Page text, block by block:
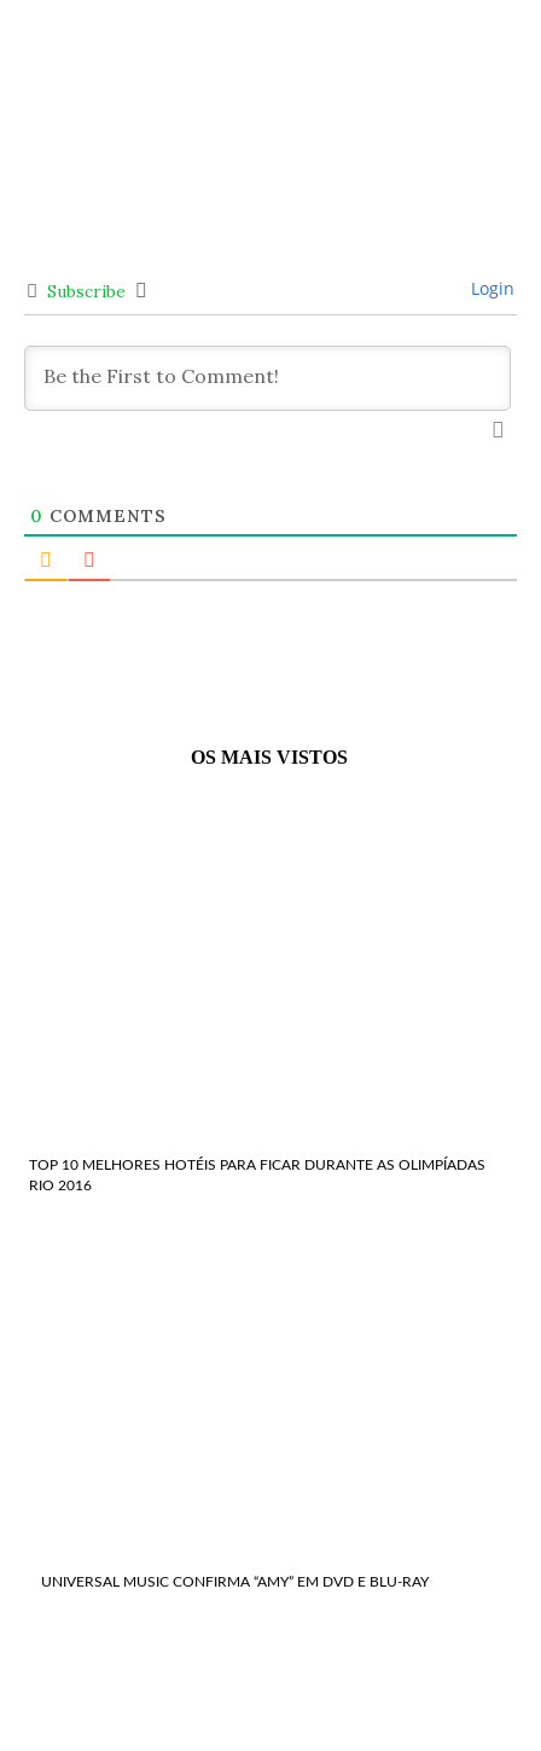
Subscribe Login
0 COMMENTS
OS MAIS VISTOS
TOP 10 MELHORES HOTÉIS PARA FICAR DURANTE AS OLIMPÍADAS
RIO 2016
UNIVERSAL MUSIC CONFIRMA “AMY” EM DVD E BLU-RAY